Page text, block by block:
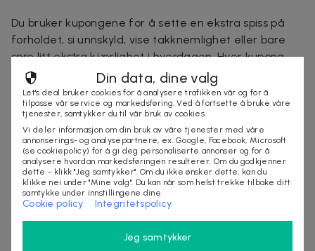
Du bruker kupongene for å sette en ekstra spiss på
forholdet, si unnskyld, vise takknemlighet eller bare
spre litt ekstra kjærlighet i hverdagen. Hver kupong
kan signeres med navn og dato og løses inn når det
passer, noe som gjør gaven både fleksibel og
personlig. En sjarmerende gave som inviterer til latter,
nærhet og felles minner.
Spesifikasjoner:
Materiale: Papir
Mål (LxB): 20 x 10 cm
Vekt med emballasje: 47 g
Bruk: Gis bort som romantisk gave og kan løses inn
Din data, dine valg
Let's deal bruker cookies for å analysere trafikken vår og for å
tilpasse vår service og markedsføring. Ved å fortsette å bruke våre
tjenester, samtykker du til vår bruk av cookies.
Vi deler informasjon om din bruk av våre tjenester med våre
annonserings- og analysepartnere, ex. Google, Facebook, Microsoft
(se cookiepolicy) for å gi deg personaliserte annonser og for å
analysere hvordan markedsføringen resulterer. Om du godkjenner
dette - klikk "Jeg samtykker". Om du ikke ønsker dette, kan du
klikke nei under "Mine valg". Du kan når som helst trekke tilbake ditt
samtykke under innstillingene dine.
Cookie policy Integritetspolicy
Jeg samtykker